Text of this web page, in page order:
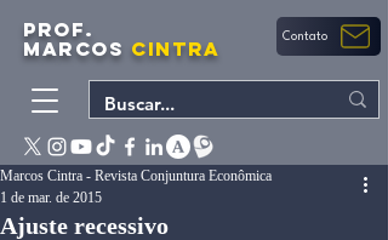
PROF.
MARCOS CINTRA Contato
Ajuste recessivo
Marcos Cintra - Revista Conjuntura Econômica
1 de mar. de 2015